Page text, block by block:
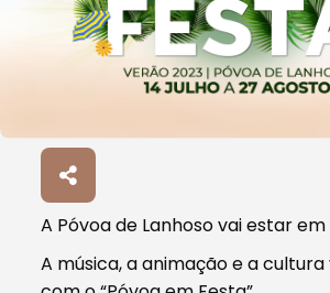
Filtros
A Póvoa de Lanhoso vai estar
A música, a animação e a